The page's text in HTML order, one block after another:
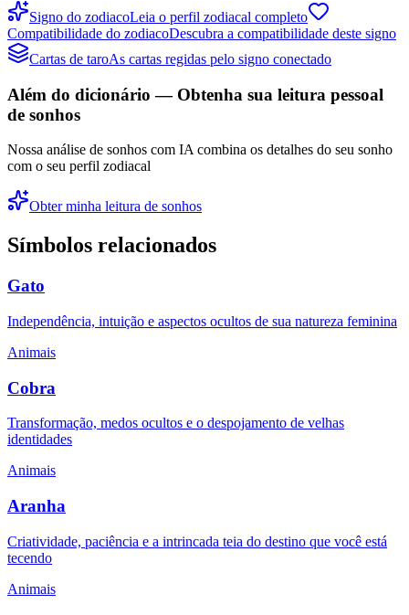
Signo do zodiacoLeia o perfil zodiacal completo
Compatibilidade do zodiacoDescubra a compatibilidade deste signo
Cartas de taroAs cartas regidas pelo signo conectado
Além do dicionário — Obtenha sua leitura pessoal
de sonhos
Nossa análise de sonhos com IA combina os detalhes do seu sonho
com o seu perfil zodiacal
Obter minha leitura de sonhos
Símbolos relacionados
Gato
Independência, intuição e aspectos ocultos de sua natureza feminina
Animais
Cobra
Transformação, medos ocultos e o despojamento de velhas
identidades
Animais
Aranha
Criatividade, paciência e a intrincada teia do destino que você está
tecendo
Animais